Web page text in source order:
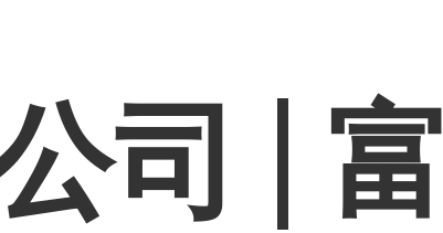
司 | 富